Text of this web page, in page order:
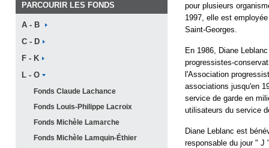
PARCOURIR LES FONDS
A - B
C - D
F - K
L - O
Fonds Claude Lachance
Fonds Louis-Philippe Lacroix
Fonds Michèle Lamarche
Fonds Michèle Lamquin-Éthier
pour plusieurs
1997, elle est
Saint-Georges.
En 1986, Diane
progressistes-
l'Association
associations jusqu'en
service de garde en
utilisateurs du service
Diane Leblanc est
responsable du jour " J